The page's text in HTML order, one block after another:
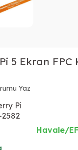
5 Ekran FPC
Yaz
Pi
2582
Havale/